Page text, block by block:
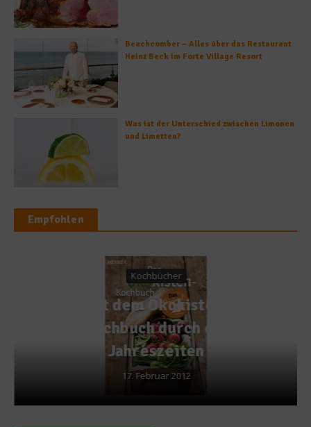
Beachcomber – Alles über das Restaurant
Heinz Beck im Forte Village Resort
Was ist der Unterschied zwischen Limonen
und Limetten?
Empfohlen
Kochbücher
Mit dem Ökokisten-
Kochbuch durch die
Jahreszeiten
17. Februar 2012